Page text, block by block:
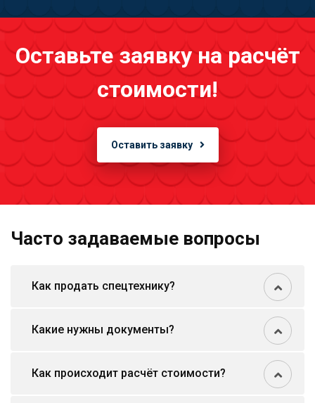
Оставьте заявку на расчёт
стоимости!
Оставить заявку
Часто задаваемые вопросы
Как продать спецтехнику?
Какие нужны документы?
Как происходит расчёт стоимости?